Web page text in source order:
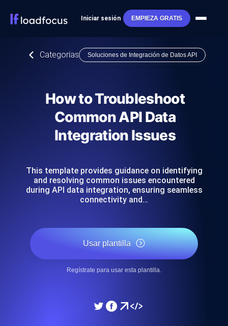
Iniciar sesión EMPIEZA GRATIS
Categorías Soluciones de Integración de Datos API
How to Troubleshoot
Common API Data
Integration Issues
This template provides guidance on identifying
and resolving common issues encountered
during API data integration, ensuring seamless
connectivity and…
Usar plantilla
Regístrate para usar esta plantilla.